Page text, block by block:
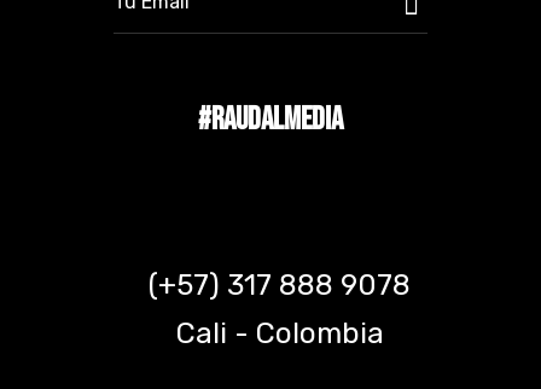
#RAUDALMEDIA
(+57) 317 888 9078
Cali - Colombia